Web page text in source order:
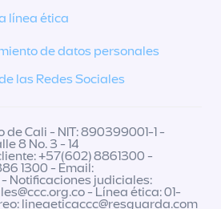
línea ética
de datos personales
las Redes Sociales
Cali - NIT: 890399001-1 -
8 No. 3 - 14
+57(602) 8861300 -
1300 - Email:
- Notificaciones judiciales:
- Línea ética: 01-
lineaeticaccc@resguarda.com